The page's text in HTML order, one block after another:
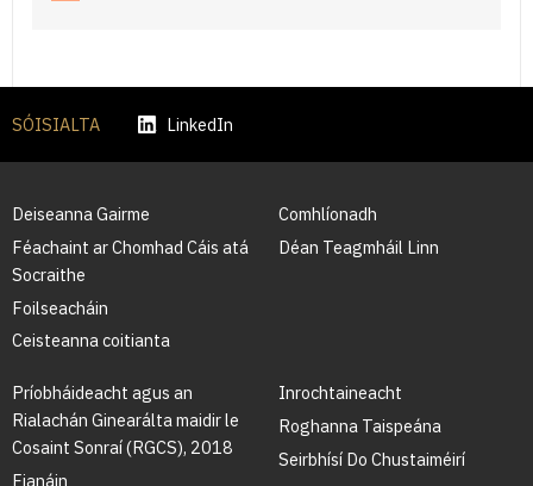
SÓISIALTA LinkedIn
Deiseanna Gairme
Féachaint ar Chomhad Cáis atá
Socraithe
Foilseacháin
Ceisteanna coitianta
Comhlíonadh
Déan Teagmháil Linn
Príobháideacht agus an
Rialachán Ginearálta maidir le
Cosaint Sonraí (RGCS), 2018
Fianáin
Inrochtaineacht
Roghanna Taispeána
Seirbhísí Do Chustaiméirí